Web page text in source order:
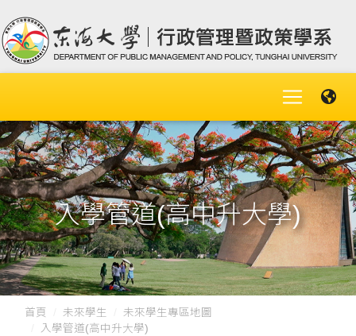
入學管道(高中升大學)
首頁 未來學生
未來學生專區地圖
入學管道(高中升大學)